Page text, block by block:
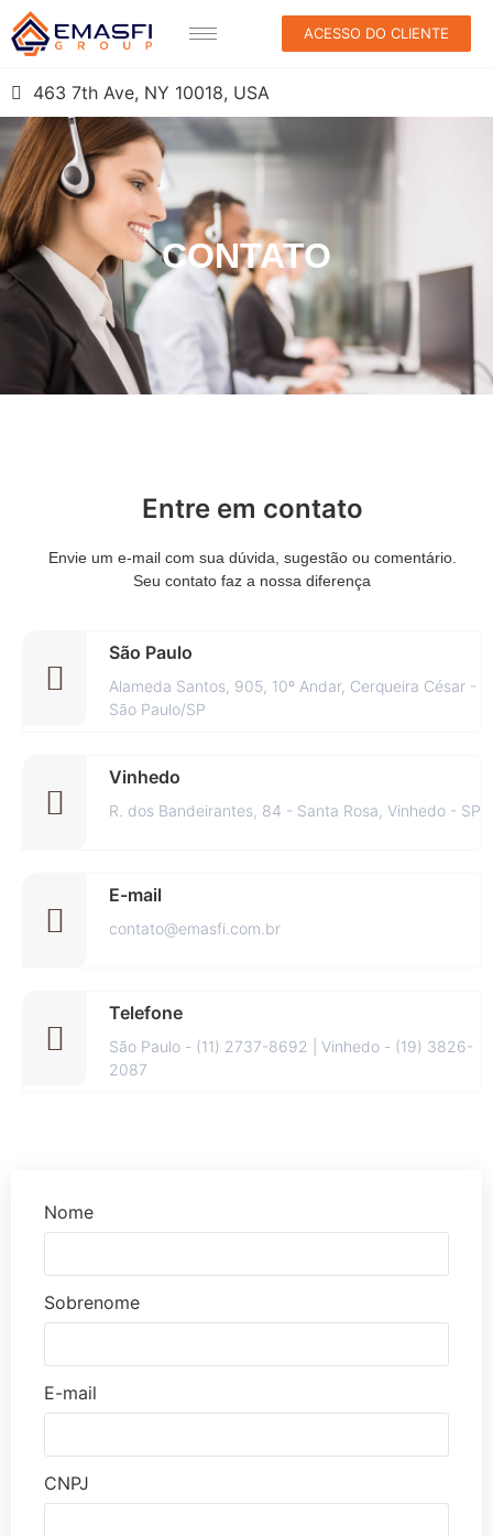
ACESSO DO CLIENTE
463 7th Ave, NY 10018, USA
CONTATO
Entre em contato
Envie um e-mail com sua dúvida, sugestão ou comentário.
Seu contato faz a nossa diferença
São Paulo
Alameda Santos, 905, 10º Andar, Cerqueira César -
São Paulo/SP
Vinhedo
R. dos Bandeirantes, 84 - Santa Rosa, Vinhedo - SP
E-mail
contato@emasfi.com.br
Telefone
São Paulo - (11) 2737-8692 | Vinhedo - (19) 3826-
2087
Nome
Sobrenome
E-mail
CNPJ